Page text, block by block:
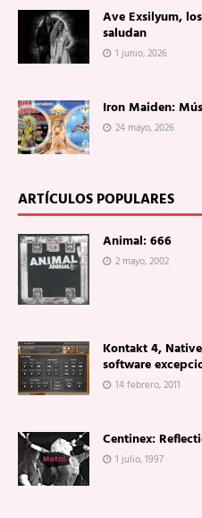
Ave Exsilyum,
saludan
1 junio, 2026
Iron Maiden:
24 mayo, 2026
ARTÍCULOS POPULARES
Animal: 666
2 mayo, 2002
Kontakt 4,
software
14 febrero, 2011
Centinex:
1 julio, 1997